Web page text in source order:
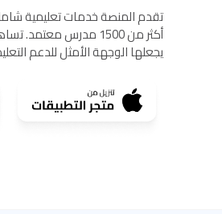
يجعلها الوجهة الأمثل للدعم